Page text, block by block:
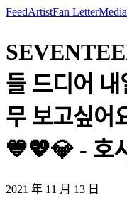
FeedArtistFan LetterMedia
들 드디어
무 보고싶어
💙💖💎 - 호
2021 年 11 月 13 日